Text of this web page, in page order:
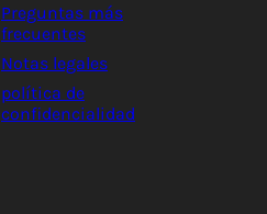
Preguntas más
frecuentes
Notas legales
política de
confidencialidad